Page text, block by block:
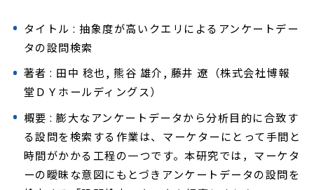
タイトル : 抽象度が高いクエリによるアンケートデー
タの設問検索
著者 : 田中 稔也, 熊谷 雄介, 藤井 遼（株式会社博報
堂ＤＹホールディングス）
概要 : 膨大なアンケートデータから分析目的に合致す
る設問を検索する作業は、マーケターにとって手間と
時間がかかる工程の一つです。本研究では，マーケタ
ーの曖昧な意図にもとづきアンケートデータの設問を